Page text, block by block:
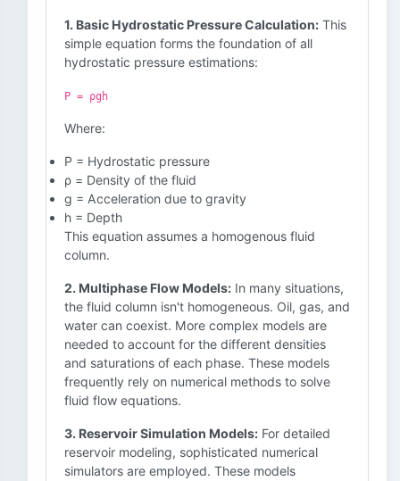
1. Basic Hydrostatic Pressure Calculation: This
simple equation forms the foundation of all
hydrostatic pressure estimations:
P = ρgh
Where:
P = Hydrostatic pressure
ρ = Density of the fluid
g = Acceleration due to gravity
h = Depth
This equation assumes a homogenous fluid
column.
2. Multiphase Flow Models: In many situations,
the fluid column isn't homogeneous. Oil, gas, and
water can coexist. More complex models are
needed to account for the different densities
and saturations of each phase. These models
frequently rely on numerical methods to solve
fluid flow equations.
3. Reservoir Simulation Models: For detailed
reservoir modeling, sophisticated numerical
simulators are employed. These models